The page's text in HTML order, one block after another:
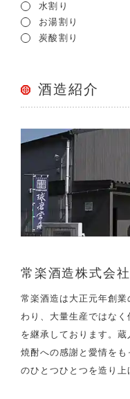
水割り
お湯割り
炭酸割り
酒造紹介
常楽酒造株式会社
常楽酒造は大正元年創
わり、大量生産ではな
を継承しております。蔵
焼酎への感謝と愛情を
のひとつひとつを造り上